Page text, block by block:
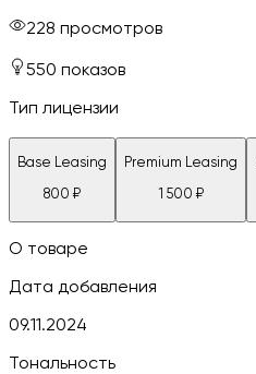
228 просмотров
550 показов
Тип лицензии
Base Leasing
800 ₽
Premium Leasing
1 500 ₽
О товаре
Дата добавления
09.11.2024
Тональность